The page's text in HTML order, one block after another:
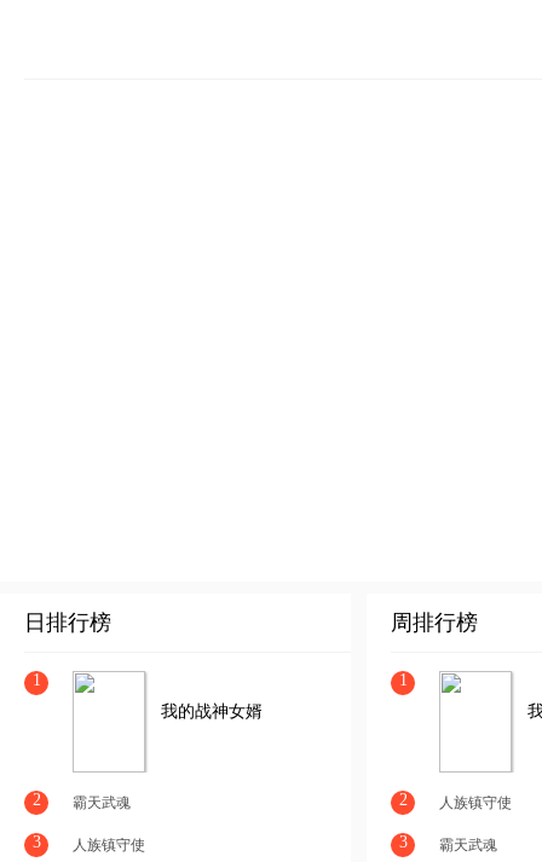
日排行榜
1
我的战神女婿
2 霸天武魂
3 人族镇守使
周排行榜
1
2 人族镇守使
3 霸天武魂